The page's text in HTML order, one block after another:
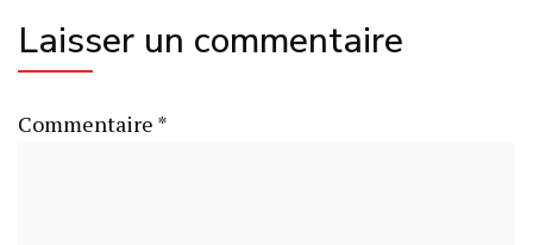
Laisser un commentaire
Commentaire *